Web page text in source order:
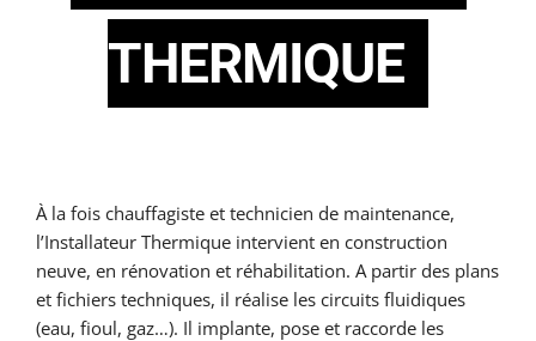
THERMIQUE
À la fois chauffagiste et technicien de maintenance,
l’Installateur Thermique intervient en construction
neuve, en rénovation et réhabilitation. A partir des plans
et fichiers techniques, il réalise les circuits fluidiques
(eau, fioul, gaz…). Il implante, pose et raccorde les